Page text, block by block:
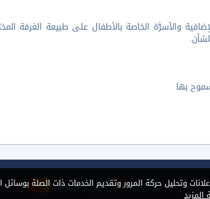
والأسرَّة الخاصة بالأطفال على طبيعة الغرفة
بها
وتحليل حركة المرور وتقديم الخدمات ذات الصلة بوسائل
المزيد